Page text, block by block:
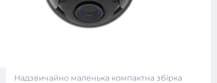
Надзвичайно маленька компактна збірка